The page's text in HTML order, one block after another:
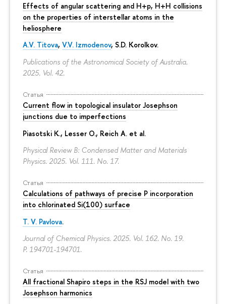
Effects of angular scattering and H+p, H+H collisions
on the properties of interstellar atoms in the
heliosphere
A.V. Titova, V.V. Izmodenov, S.D. Korolkov.
Publications of the Astronomical Society of Australia.
2025. Vol. 42.
Статья
Current flow in topological insulator Josephson
junctions due to imperfections
Piasotski K., Lesser O., Reich A. et al.
Physical Review B: Condensed Matter and Materials
Physics. 2025. Vol. 111. No. 17.
Статья
Calculations of pathways of precise P incorporation
into chlorinated Si(100) surface
T. V. Pavlova.
Journal of Chemical Physics. 2025. Vol. 162. No. 19.
P. 194701-194701.
Статья
All fractional Shapiro steps in the RSJ model with two
Josephson harmonics